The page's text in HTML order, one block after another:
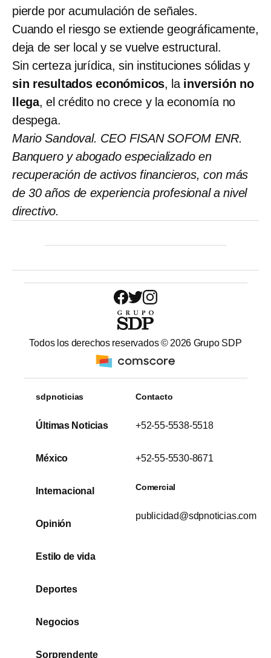
pierde por acumulación de señales.
Cuando el riesgo se extiende geográficamente,
deja de ser local y se vuelve estructural.
Sin certeza jurídica, sin instituciones sólidas y
sin resultados económicos, la inversión no
llega, el crédito no crece y la economía no
despega.
Mario Sandoval. CEO FISAN SOFOM ENR.
Banquero y abogado especializado en
recuperación de activos financieros, con más
de 30 años de experiencia profesional a nivel
directivo.
Todos los derechos reservados © 2026 Grupo SDP
sdpnoticias
Últimas Noticias
México
Internacional
Opinión
Estilo de vida
Deportes
Negocios
Sorprendente
Contacto
+52-55-5538-5518
+52-55-5530-8671
Comercial
publicidad@sdpnoticias.com